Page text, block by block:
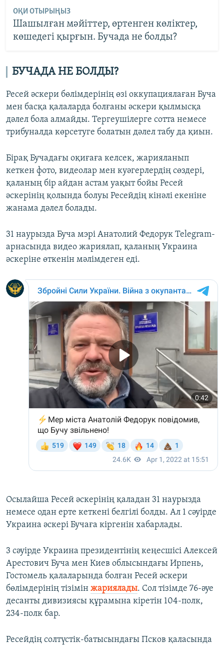
ОҚИ ОТЫРЫҢЫЗ
Шашылған мәйіттер, өртенген көліктер,
көшедегі қырғын. Бучада не болды?
БУЧАДА НЕ БОЛДЫ?
Ресей әскери бөлімдерінің өзі оккупациялаған Буча
мен басқа қалаларда болғаны әскери қылмысқа
дәлел бола алмайды. Тергеушілерге сотта немесе
трибуналда көрсетуге болатын дәлел табу да қиын.
Бірақ Бучадағы оқиғаға келсек, жарияланып
кеткен фото, видеолар мен куәгерлердің сөздері,
қаланың бір айдан астам уақыт бойы Ресей
әскерінің қолында болуы Ресейдің кінәлі екеніне
жанама дәлел болады.
31 наурызда Буча мэрі Анатолий Федорук Telegram-
арнасында видео жариялап, қаланың Украина
әскеріне өткенін мәлімдеген еді.
Осылайша Ресей әскерінің қаладан 31 наурызда
немесе одан ерте кеткені белгілі болды. Ал 1 сәуірде
Украина әскері Бучаға кіргенін хабарлады.
3 сәуірде Украина президентінің кеңесшісі Алексей
Арестович Буча мен Киев облысындағы Ирпень,
Гостомель қалаларында болған Ресей әскери
бөлімдерінің тізімін жариялады. Сол тізімде 76-әуе
десанты дивизиясы құрамына кіретін 104-полк,
234-полк бар.
Ресейдің солтүстік-батысындағы Псков қаласында